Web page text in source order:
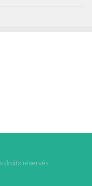
droits réservés.